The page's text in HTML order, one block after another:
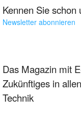
Kennen Sie
Newsletter abonnieren
Das Magazin mit
Zukünftiges in
Technik